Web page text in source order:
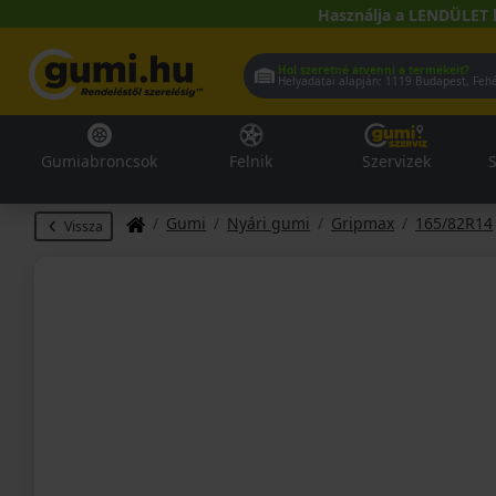
Használja a
Hol szeretné átvenni a termékeit?
Helyadatai alapján: 1119
Gumiabroncsok Felnik Szervizek
Vissza Gumi Nyári gumi Gripmax 165/82R14